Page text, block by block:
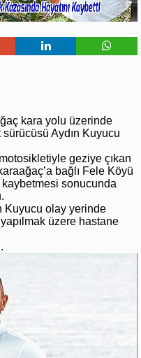
kara yolu üzerinde
Aydın Kuyucu
geziye çıkan
bağlı Fele Köyü
sonucunda
Kuyucu olay yerinde
üzere hastane